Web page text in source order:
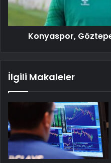
Konyaspor,
İlgili Makaleler